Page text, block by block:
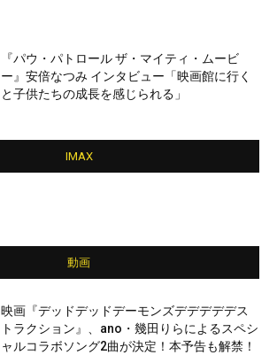
『パウ・パトロール ザ・マイティ・ムービ
ー』安倍なつみ インタビュー「映画館に行く
と子供たちの成長を感じられる」
IMAX
動画
映画『デッドデッドデーモンズデデデデデス
トラクション』、ano・幾田りらによるスペシ
ャルコラボソング2曲が決定！本予告も解禁！